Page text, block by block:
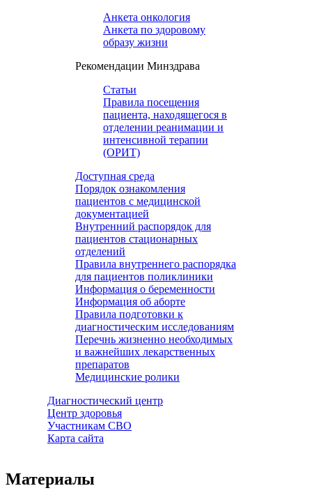
Анкета онкология
Анкета по здоровому
образу жизни
Рекомендации Минздрава
Статьи
Правила посещения
пациента, находящегося в
отделении реанимации и
интенсивной терапии
(ОРИТ)
Доступная среда
Порядок ознакомления
пациентов с медицинской
документацией
Внутренний распорядок для
пациентов стационарных
отделений
Правила внутреннего распорядка
для пациентов поликлиники
Информация о беременности
Информация об аборте
Правила подготовки к
диагностическим исследованиям
Перечнь жизненно необходимых
и важнейших лекарственных
препаратов
Медицинские ролики
Диагностический центр
Центр здоровья
Участникам СВО
Карта сайта
Материалы